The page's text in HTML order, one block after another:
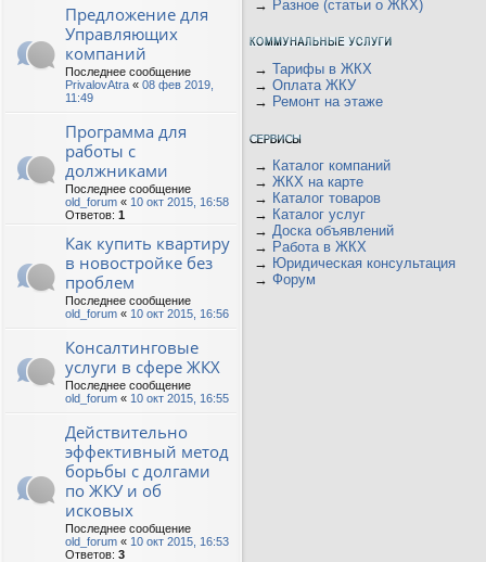
Предложение для
Управляющих
компаний
Последнее сообщение
PrivalovAtra « 08 фев 2019,
11:49
Программа для
работы с
должниками
Последнее сообщение
old_forum « 10 окт 2015, 16:58
Ответов: 1
Как купить квартиру
в новостройке без
проблем
Последнее сообщение
old_forum « 10 окт 2015, 16:56
Консалтинговые
услуги в сфере ЖКХ
Последнее сообщение
old_forum « 10 окт 2015, 16:55
Действительно
эффективный метод
борьбы с долгами
по ЖКУ и об
исковых
Последнее сообщение
old_forum « 10 окт 2015, 16:53
Ответов: 3
→ Разное (статьи о ЖКХ)
→ Тарифы в ЖКХ
→ Оплата ЖКУ
→ Ремонт на этаже
→ Каталог компаний
→ ЖКХ на карте
→ Каталог товаров
→ Каталог услуг
→ Доска объявлений
→ Работа в ЖКХ
→ Юридическая консультация
→ Форум